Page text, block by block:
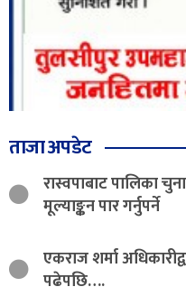
ताजा अपडेट
रास्वपाबाट पालिका
मूल्याङ्कन पार गर्नुपर्ने
एकराज शर्मा
पढेपछि….